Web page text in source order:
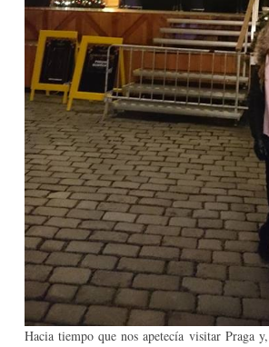
Hacia tiempo que nos apetecía visitar Praga